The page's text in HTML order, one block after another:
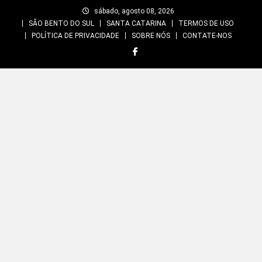
sábado, agosto 08, 2026
SÃO BENTO DO SUL
SANTA CATARINA
TERMOS DE USO
POLÍTICA DE PRIVACIDADE
SOBRE NÓS CONTATE-NOS